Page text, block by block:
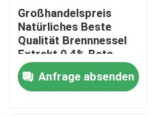
Werksbesichtigung
Qualitätskontrolle
Kontakt mit uns
Großhandelspreis
Natürliches Beste
Qualität Brennnessel
Extrakt 0,4% Beta-
Sitosterol Pulver
Anfrage absenden